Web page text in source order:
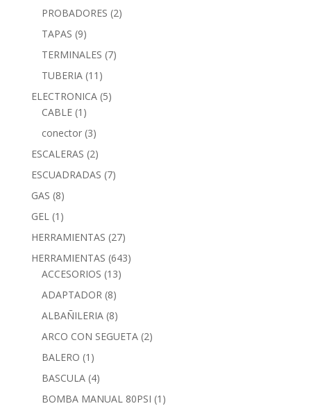
PROBADORES (2)
TAPAS (9)
TERMINALES (7)
TUBERIA (11)
ELECTRONICA (5)
CABLE (1)
conector (3)
ESCALERAS (2)
ESCUADRADAS (7)
GAS (8)
GEL (1)
HERRAMIENTAS (27)
HERRAMIENTAS (643)
ACCESORIOS (13)
ADAPTADOR (8)
ALBAÑILERIA (8)
ARCO CON SEGUETA (2)
BALERO (1)
BASCULA (4)
BOMBA MANUAL 80PSI (1)